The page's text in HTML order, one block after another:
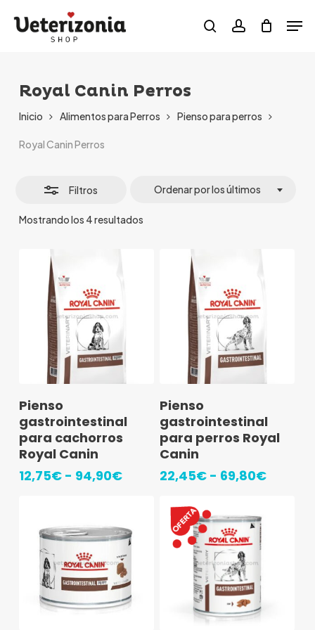
searchaccount
Royal Canin Perros
Inicio Alimentos para Perros Pienso para perros
Royal Canin Perros
Filtros
Mostrando los 4 resultadosOrdenado
Ordenar por los últimos
Cerrar
Opciones
producto
tiene
múltiples
variantes.
pueden
elegir
Pienso
gastrointestinal
para cachorros
Royal Canin
12,75€ - 94,90€Rango
precios:
12,75€
hasta
94,90€
Opciones
producto
tiene
múltiples
variantes.
opciones
se
pueden
Pienso
gastrointestinal
para perros Royal
Canin
22,45€ - 69,80€Rango